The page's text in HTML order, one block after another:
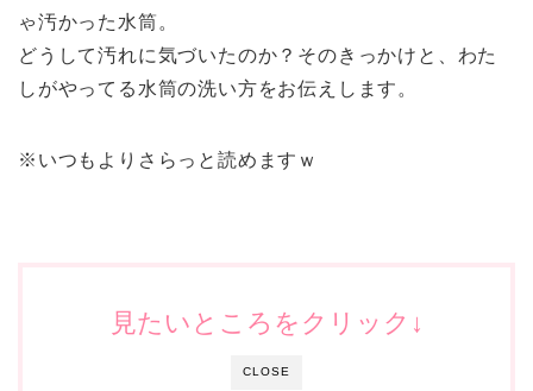
ゃ汚かった水筒。
どうして汚れに気づいたのか？そのきっかけと、わた
しがやってる水筒の洗い方をお伝えします。
※いつもよりさらっと読めますｗ
CLOSE
見たいところをクリック↓